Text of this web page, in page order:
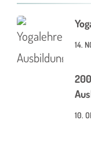
14.
10.